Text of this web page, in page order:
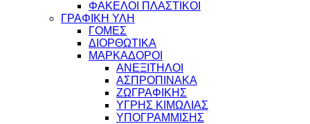
ΦΑΚΕΛΟΙ ΠΛΑΣΤΙΚΟΙ
ΓΡΑΦΙΚΗ ΥΛΗ
ΓΟΜΕΣ
ΔΙΟΡΘΩΤΙΚΑ
ΜΑΡΚΑΔΟΡΟΙ
ΑΝΕΞΙΤΗΛΟΙ
ΑΣΠΡΟΠΙΝΑΚΑ
ΖΩΓΡΑΦΙΚΗΣ
ΥΓΡΗΣ ΚΙΜΩΛΙΑΣ
ΥΠΟΓΡΑΜΜΙΣΗΣ